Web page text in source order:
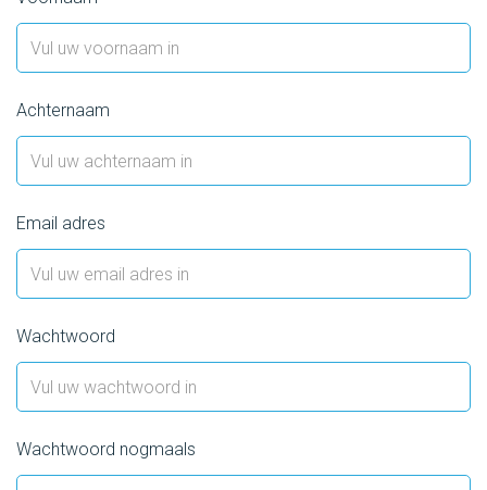
Achternaam
Email adres
Wachtwoord
Wachtwoord nogmaals